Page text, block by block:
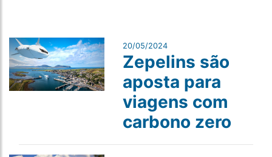
20/05/2024
Zepelins são
aposta para
viagens com
carbono zero